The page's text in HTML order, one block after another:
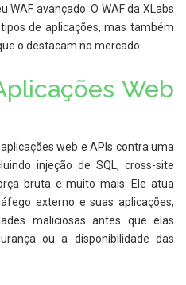
WAF avançado. O WAF da XLabs
de aplicações, mas também
o destacam no mercado.
Web
web e APIs contra uma
injeção de SQL, cross-site
bruta e muito mais. Ele atua
externo e suas aplicações,
maliciosas antes que elas
ou a disponibilidade das